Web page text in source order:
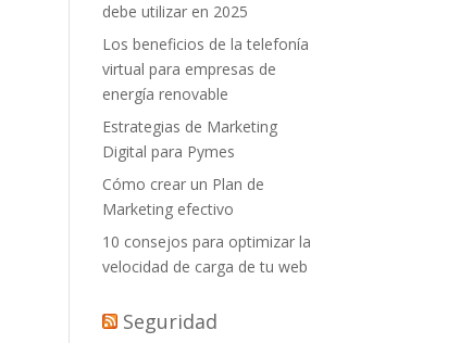
debe utilizar en 2025
Los beneficios de la telefonía
virtual para empresas de
energía renovable
Estrategias de Marketing
Digital para Pymes
Cómo crear un Plan de
Marketing efectivo
10 consejos para optimizar la
velocidad de carga de tu web
Seguridad